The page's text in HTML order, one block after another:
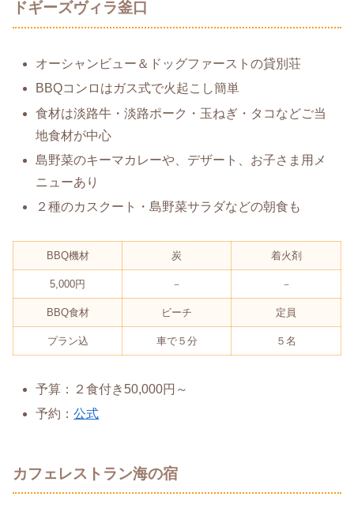
ドギーズヴィラ釜口
オーシャンビュー＆ドッグファーストの貸別荘
BBQコンロはガス式で火起こし簡単
食材は淡路牛・淡路ポーク・玉ねぎ・タコなどご当
地食材が中心
島野菜のキーマカレーや、デザート、お子さま用メ
ニューあり
２種のカスクート・島野菜サラダなどの朝食も
BBQ機材 炭 着火剤
5,000円 － －
BBQ食材 ビーチ 定員
プラン込 車で５分 ５名
予算：２食付き50,000円～
予約：公式
カフェレストラン海の宿